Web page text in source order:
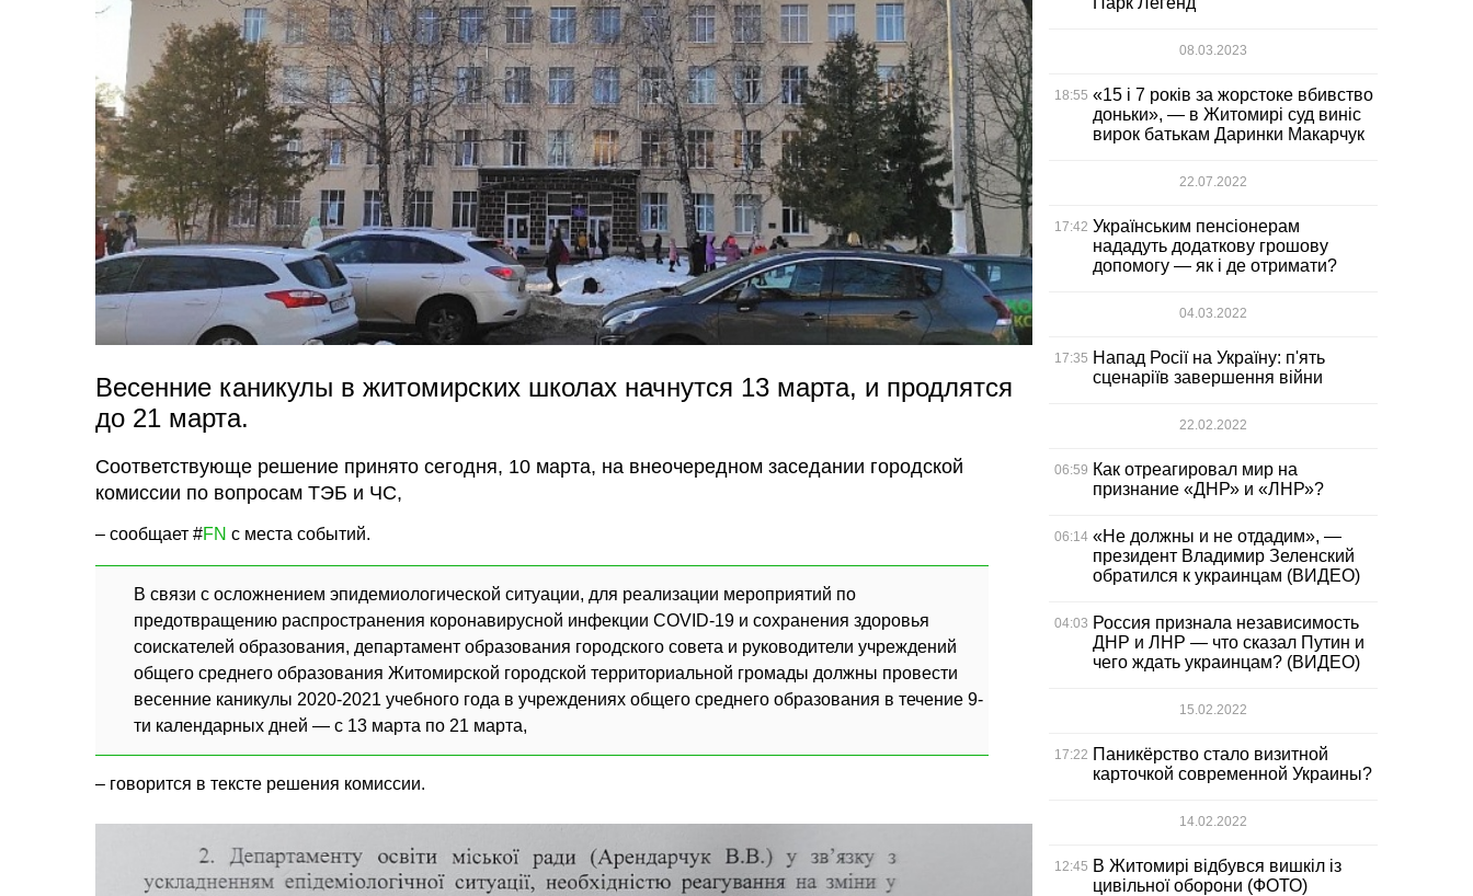
Весенние каникулы в житомирских школах начнутся 13 марта, и продлятся
до 21 марта.
Соответствующе решение принято сегодня, 10 марта, на внеочередном заседании городской
комиссии по вопросам ТЭБ и ЧС,
– сообщает #FN с места событий.
В связи с осложнением эпидемиологической ситуации, для реализации мероприятий по
предотвращению распространения коронавирусной инфекции COVID-19 и сохранения здоровья
соискателей образования, департамент образования городского совета и руководители учреждений
общего среднего образования Житомирской городской территориальной громады должны провести
весенние каникулы 2020-2021 учебного года в учреждениях общего среднего образования в течение 9-
ти календарных дней — с 13 марта по 21 марта,
– говорится в тексте решения комиссии.
08.03.2023
18:55 «15 і 7 років за жорстоке вбивство
доньки», — в Житомирі суд виніс
вирок батькам Даринки Макарчук
22.07.2022
17:42 Українським пенсіонерам
нададуть додаткову грошову
допомогу — як і де отримати?
04.03.2022
17:35 Напад Росії на Україну: п'ять
сценаріїв завершення війни
22.02.2022
06:59 Как отреагировал мир на
признание «ДНР» и «ЛНР»?
06:14 «Не должны и не отдадим», —
президент Владимир Зеленский
обратился к украинцам (ВИДЕО)
04:03 Россия признала независимость
ДНР и ЛНР — что сказал Путин и
чего ждать украинцам? (ВИДЕО)
15.02.2022
17:22 Паникёрство стало визитной
карточкой современной Украины?
14.02.2022
12:45 В Житомирі відбувся вишкіл із
цивільної оборони (ФОТО)